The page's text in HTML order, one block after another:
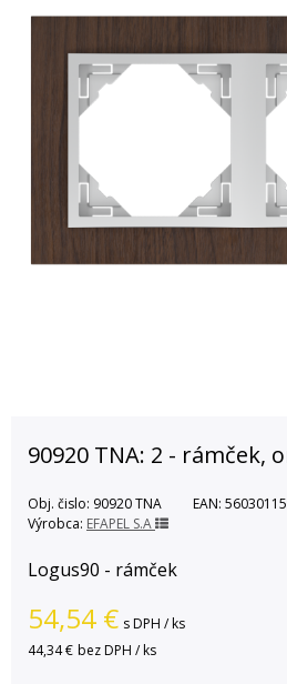
90920 TNA: 2 - rámček,
Obj. čislo: 90920 TNA EAN:
Výrobca: EFAPEL S.A
Logus90 - rámček
54,54 € s DPH / ks
44,34 € bez DPH / ks